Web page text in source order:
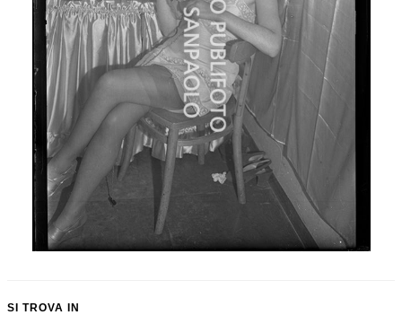
SI TROVA IN